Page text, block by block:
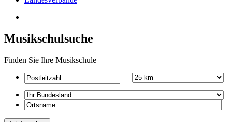
Musikschulsuche
Finden Sie Ihre Musikschule